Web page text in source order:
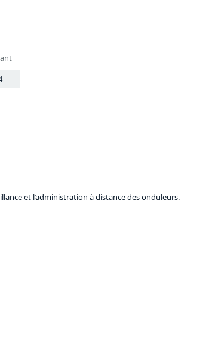
et l’administration à distance des onduleurs.